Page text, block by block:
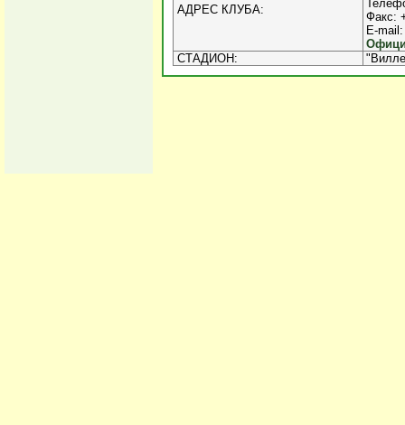
АДРЕС КЛУБА:
Факс:
E-
СТАДИОН: